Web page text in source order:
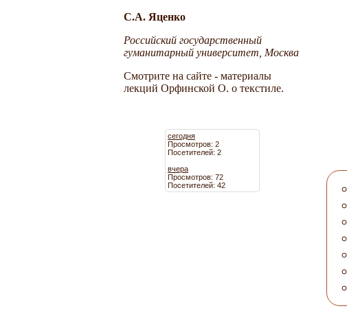
С.А. Яценко
Российский государственный
гуманитарный университет, Москва
Смотрите на сайте - материалы
лекций Орфинской О. о текстиле.
сегодня
Просмотров: 2
Посетителей: 2
вчера
Просмотров: 72
Посетителей: 42